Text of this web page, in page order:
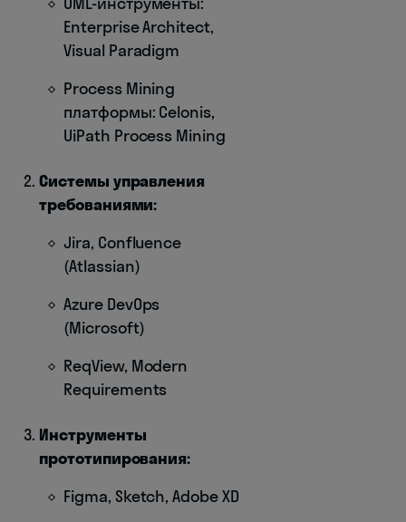
Enterprise Architect,
Visual Paradigm
Process Mining
платформы: Celonis,
UiPath Process Mining
Системы управления
требованиями:
Jira, Confluence
(Atlassian)
Azure DevOps
(Microsoft)
ReqView, Modern
Requirements
Инструменты
прототипирования:
Figma, Sketch, Adobe XD